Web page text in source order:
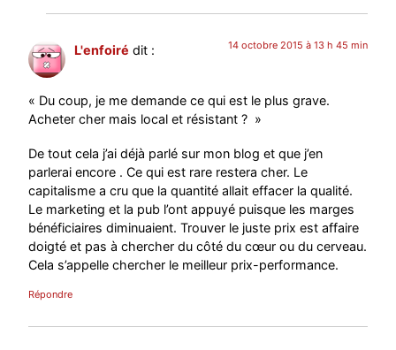
L'enfoiré dit : 14 octobre 2015 à 13 h 45 min
« Du coup, je me demande ce qui est le plus grave.
Acheter cher mais local et résistant ? »
De tout cela j’ai déjà parlé sur mon blog et que j’en
parlerai encore . Ce qui est rare restera cher. Le
capitalisme a cru que la quantité allait effacer la qualité.
Le marketing et la pub l’ont appuyé puisque les marges
bénéficiaires diminuaient. Trouver le juste prix est affaire
doigté et pas à chercher du côté du cœur ou du cerveau.
Cela s’appelle chercher le meilleur prix-performance.
Répondre